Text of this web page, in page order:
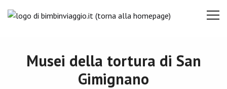
Musei della tortura di San
Gimignano